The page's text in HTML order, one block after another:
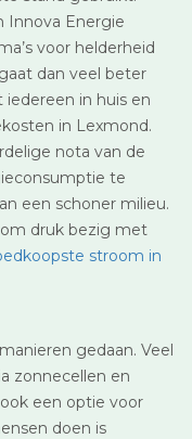
Innova Energie
voor helderheid
dan veel beter
in huis en
in Lexmond.
nota van de
te
een schoner milieu.
druk bezig met
stroom in
gedaan. Veel
zonnecellen en
een optie voor
doen is